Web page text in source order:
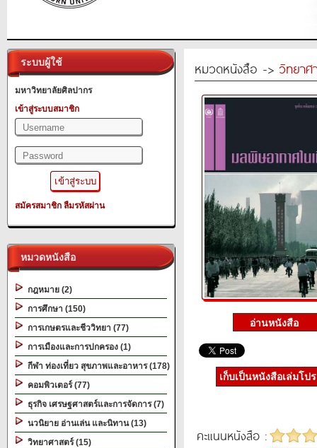
ระบบผู้ใช้
มหาวิทยาลัยศิลปากร
เข้าสู่ระบบสมาชิก
สมัครสมาชิก ลืมรหัสผ่าน
หมวดหนังสือ
กฎหมาย (2)
การศึกษา (150)
การเกษตรและชีววิทยา (77)
การเมืองและการปกครอง (1)
กีฬา ท่องเที่ยว สุขภาพและอาหาร (178)
คอมพิวเตอร์ (77)
ธุรกิจ เศรษฐศาสตร์และการจัดการ (7)
นวนิยาย อ่านเล่น และนิทาน (13)
วิทยาศาสตร์ (15)
หมวดหนังสือ -> วิทยาศ
เก็บเป็นหนังสือเล่มโป
คะแนนหนังสือ :